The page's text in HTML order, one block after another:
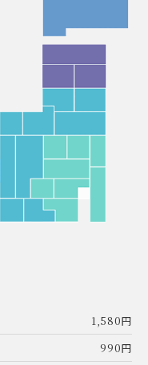
1,580円
990円